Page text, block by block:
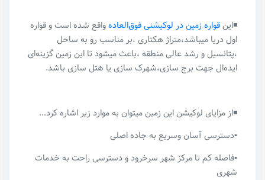
◾اینقواره زمین در لوکیشنی فوق‌العادهواقع شده است و قواره
اول دریا میباشد،متراژ هکتاری ،بر مناسب رو به ساحل
،پتانسیل و رشد عالی منطقه ،باعث میشود تا این زمین گزینه‌ای
ایده‌ال جهت برج سازی،شهرک سازی یا هتل سازی باشد.
◾از مزایای لوکیشن این زمین میتوان به موارد زیر اشاره کرد...
▪️دسترسی آسان و‌سریع به جاده اصلی
▪️فاصله کم تا مرکز شهر سرخرود و دسترسی راحت به خدمات
شهری